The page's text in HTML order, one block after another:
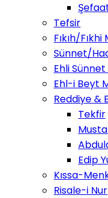
Tefsir
Fıkıh/
Sünnet/
Ehli
Ehl-i Beyt
Reddiye &
Tekfir
Edip
Kıssa-
Risale-i Nur